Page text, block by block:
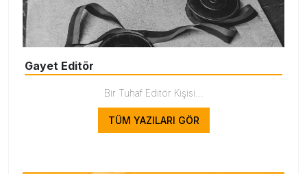
Gayet Editör
Bir Tuhaf Editör Kişisi...
TÜM YAZILARI GÖR